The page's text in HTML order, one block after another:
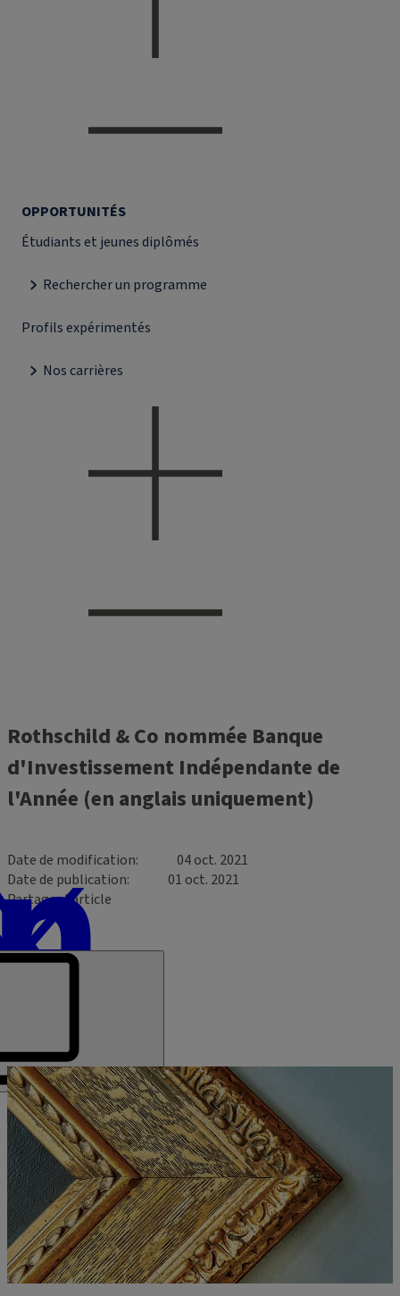
OPPORTUNITÉS
Étudiants et jeunes diplômés
Rechercher un programme
Profils expérimentés
Nos carrières
Rothschild & Co nommée Banque
d'Investissement Indépendante de
l'Année (en anglais uniquement)
Date de modification
04 oct. 2021
Date de publication
01 oct. 2021
Partager l’article